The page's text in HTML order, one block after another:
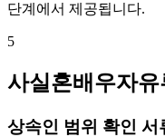
단계에서 제공됩니다.
5
사실혼배우자
상속인 범위 확인 서